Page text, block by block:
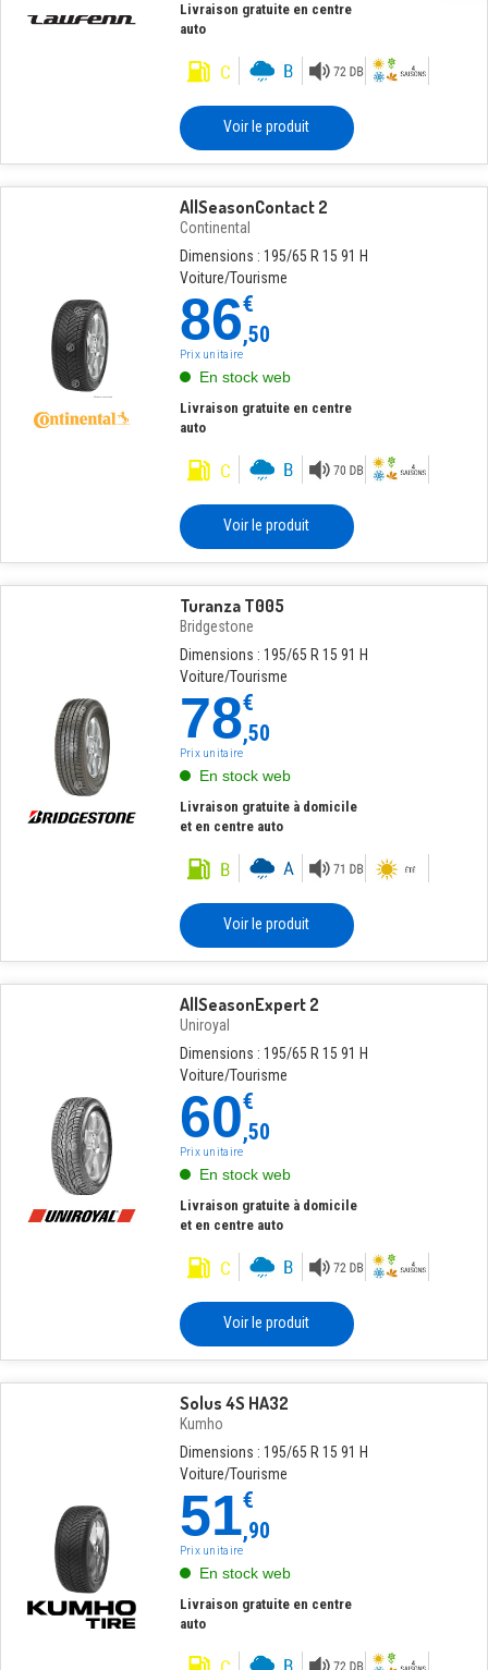
Livraison gratuite en centre
auto
Voir le produit
AllSeasonContact 2
Continental
Dimensions : 195/65 R 15 91 H
Voiture/Tourisme
86€
,50
Prix unitaire
En stock web
Livraison gratuite en centre
auto
Voir le produit
Turanza T005
Bridgestone
Dimensions : 195/65 R 15 91 H
Voiture/Tourisme
78€
,50
Prix unitaire
En stock web
Livraison gratuite à domicile
et en centre auto
Voir le produit
AllSeasonExpert 2
Uniroyal
Dimensions : 195/65 R 15 91 H
Voiture/Tourisme
60€
,50
Prix unitaire
En stock web
Livraison gratuite à domicile
et en centre auto
Voir le produit
Solus 4S HA32
Kumho
Dimensions : 195/65 R 15 91 H
Voiture/Tourisme
51€
,90
Prix unitaire
En stock web
Livraison gratuite en centre
auto